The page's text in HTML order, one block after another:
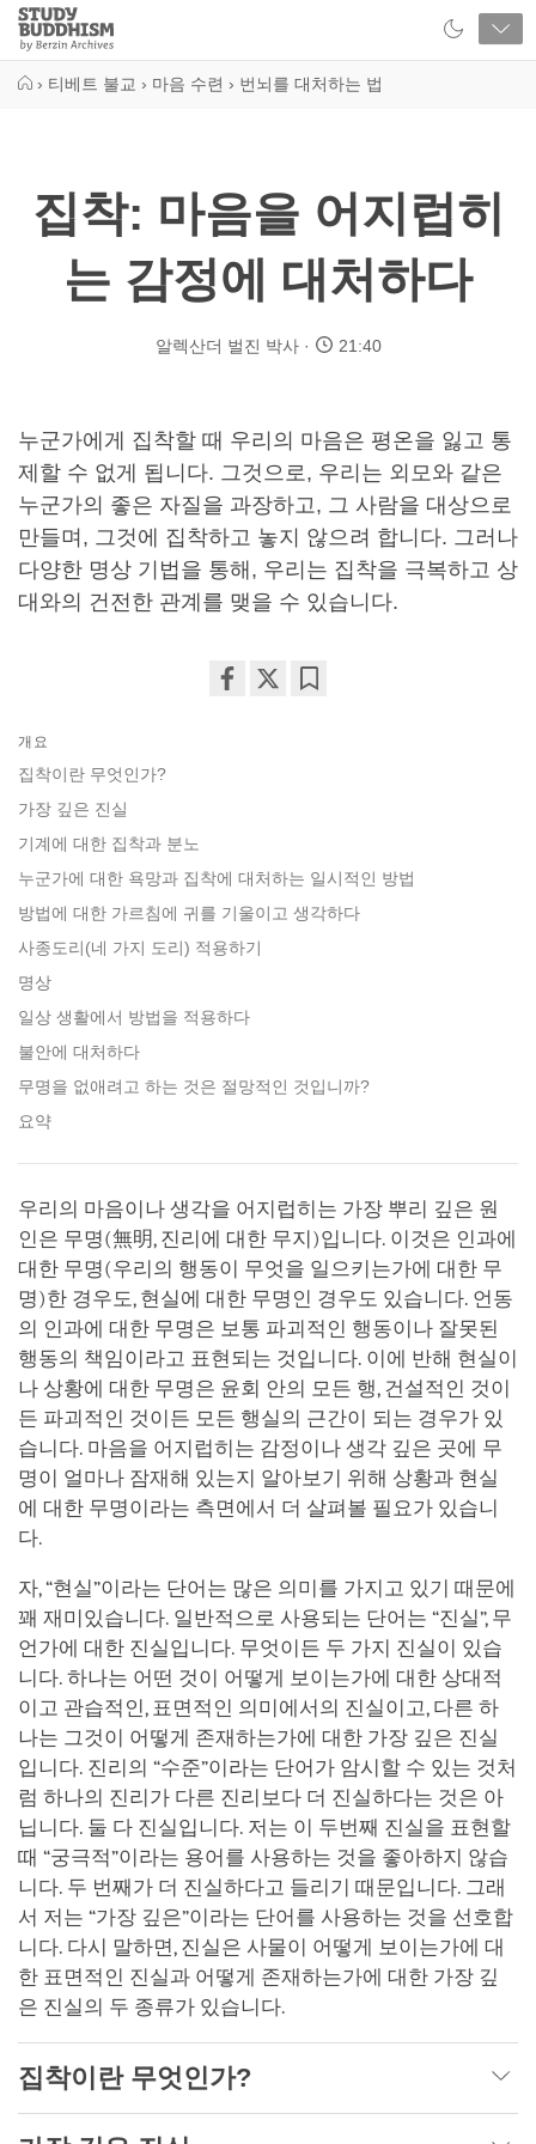
Close
Study
Buddhism
› 티베트 불교 › 마음 수련 › 번뇌를 대처하는 법
집착: 마음을 어지럽히
는 감정에 대처하다
알렉산더 벌진 박사 21:40
누군가에게 집착할 때 우리의 마음은 평온을 잃고 통
제할 수 없게 됩니다. 그것으로, 우리는 외모와 같은
누군가의 좋은 자질을 과장하고, 그 사람을 대상으로
만들며, 그것에 집착하고 놓지 않으려 합니다. 그러나
다양한 명상 기법을 통해, 우리는 집착을 극복하고 상
대와의 건전한 관계를 맺을 수 있습니다.
개요
집착이란 무엇인가?
가장 깊은 진실
기계에 대한 집착과 분노
누군가에 대한 욕망과 집착에 대처하는 일시적인 방법
방법에 대한 가르침에 귀를 기울이고 생각하다
사종도리(네 가지 도리) 적용하기
명상
일상 생활에서 방법을 적용하다
불안에 대처하다
무명을 없애려고 하는 것은 절망적인 것입니까?
요약
우리의 마음이나 생각을 어지럽히는 가장 뿌리 깊은 원
인은 무명(無明, 진리에 대한 무지)입니다. 이것은 인과에
대한 무명(우리의 행동이 무엇을 일으키는가에 대한 무
명)한 경우도, 현실에 대한 무명인 경우도 있습니다. 언동
의 인과에 대한 무명은 보통 파괴적인 행동이나 잘못된
행동의 책임이라고 표현되는 것입니다. 이에 반해 현실이
나 상황에 대한 무명은 윤회 안의 모든 행, 건설적인 것이
든 파괴적인 것이든 모든 행실의 근간이 되는 경우가 있
습니다. 마음을 어지럽히는 감정이나 생각 깊은 곳에 무
명이 얼마나 잠재해 있는지 알아보기 위해 상황과 현실
에 대한 무명이라는 측면에서 더 살펴볼 필요가 있습니
다.
자, “현실”이라는 단어는 많은 의미를 가지고 있기 때문에
꽤 재미있습니다. 일반적으로 사용되는 단어는 “진실”, 무
언가에 대한 진실입니다. 무엇이든 두 가지 진실이 있습
니다. 하나는 어떤 것이 어떻게 보이는가에 대한 상대적
이고 관습적인, 표면적인 의미에서의 진실이고, 다른 하
나는 그것이 어떻게 존재하는가에 대한 가장 깊은 진실
입니다. 진리의 “수준”이라는 단어가 암시할 수 있는 것처
럼 하나의 진리가 다른 진리보다 더 진실하다는 것은 아
닙니다. 둘 다 진실입니다. 저는 이 두번째 진실을 표현할
때 “궁극적”이라는 용어를 사용하는 것을 좋아하지 않습
니다. 두 번째가 더 진실하다고 들리기 때문입니다. 그래
서 저는 “가장 깊은”이라는 단어를 사용하는 것을 선호합
니다. 다시 말하면, 진실은 사물이 어떻게 보이는가에 대
한 표면적인 진실과 어떻게 존재하는가에 대한 가장 깊
은 진실의 두 종류가 있습니다.
집착이란 무엇인가?